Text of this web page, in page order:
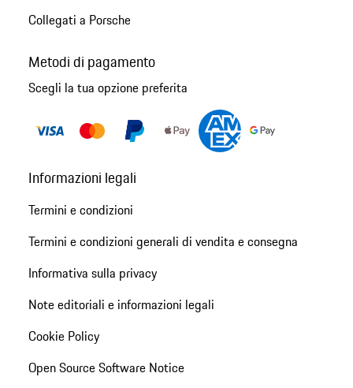
Collegati a Porsche
Metodi di pagamento
Scegli la tua opzione preferita
Informazioni legali
Termini e condizioni
Termini e condizioni generali di vendita e consegna
Informativa sulla privacy
Note editoriali e informazioni legali
Cookie Policy
Open Source Software Notice